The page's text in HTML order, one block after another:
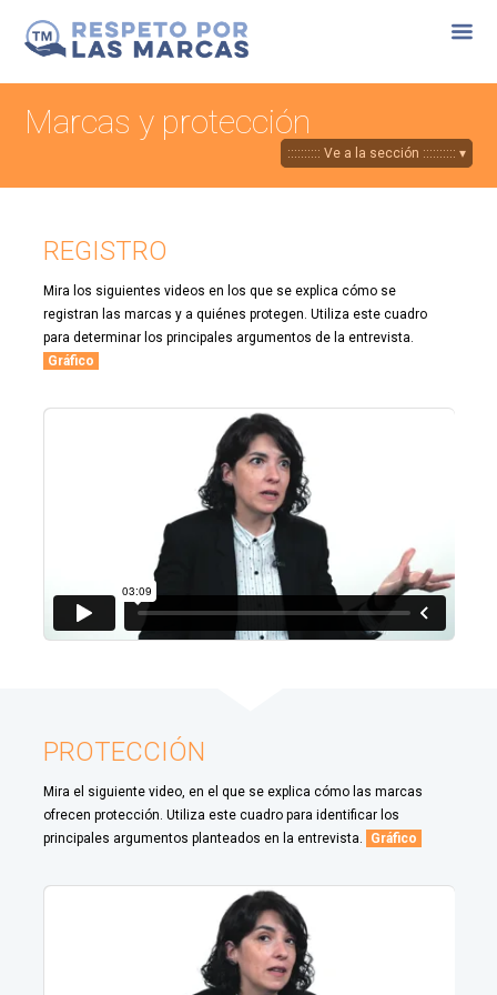
Marcas y protección
REGISTRO
Mira los siguientes videos en los que se explica cómo se
registran las marcas y a quiénes protegen. Utiliza este cuadro
para determinar los principales argumentos de la entrevista.
Gráfico
PROTECCIÓN
Mira el siguiente video, en el que se explica cómo las marcas
ofrecen protección. Utiliza este cuadro para identificar los
principales argumentos planteados en la entrevista.
Gráfico